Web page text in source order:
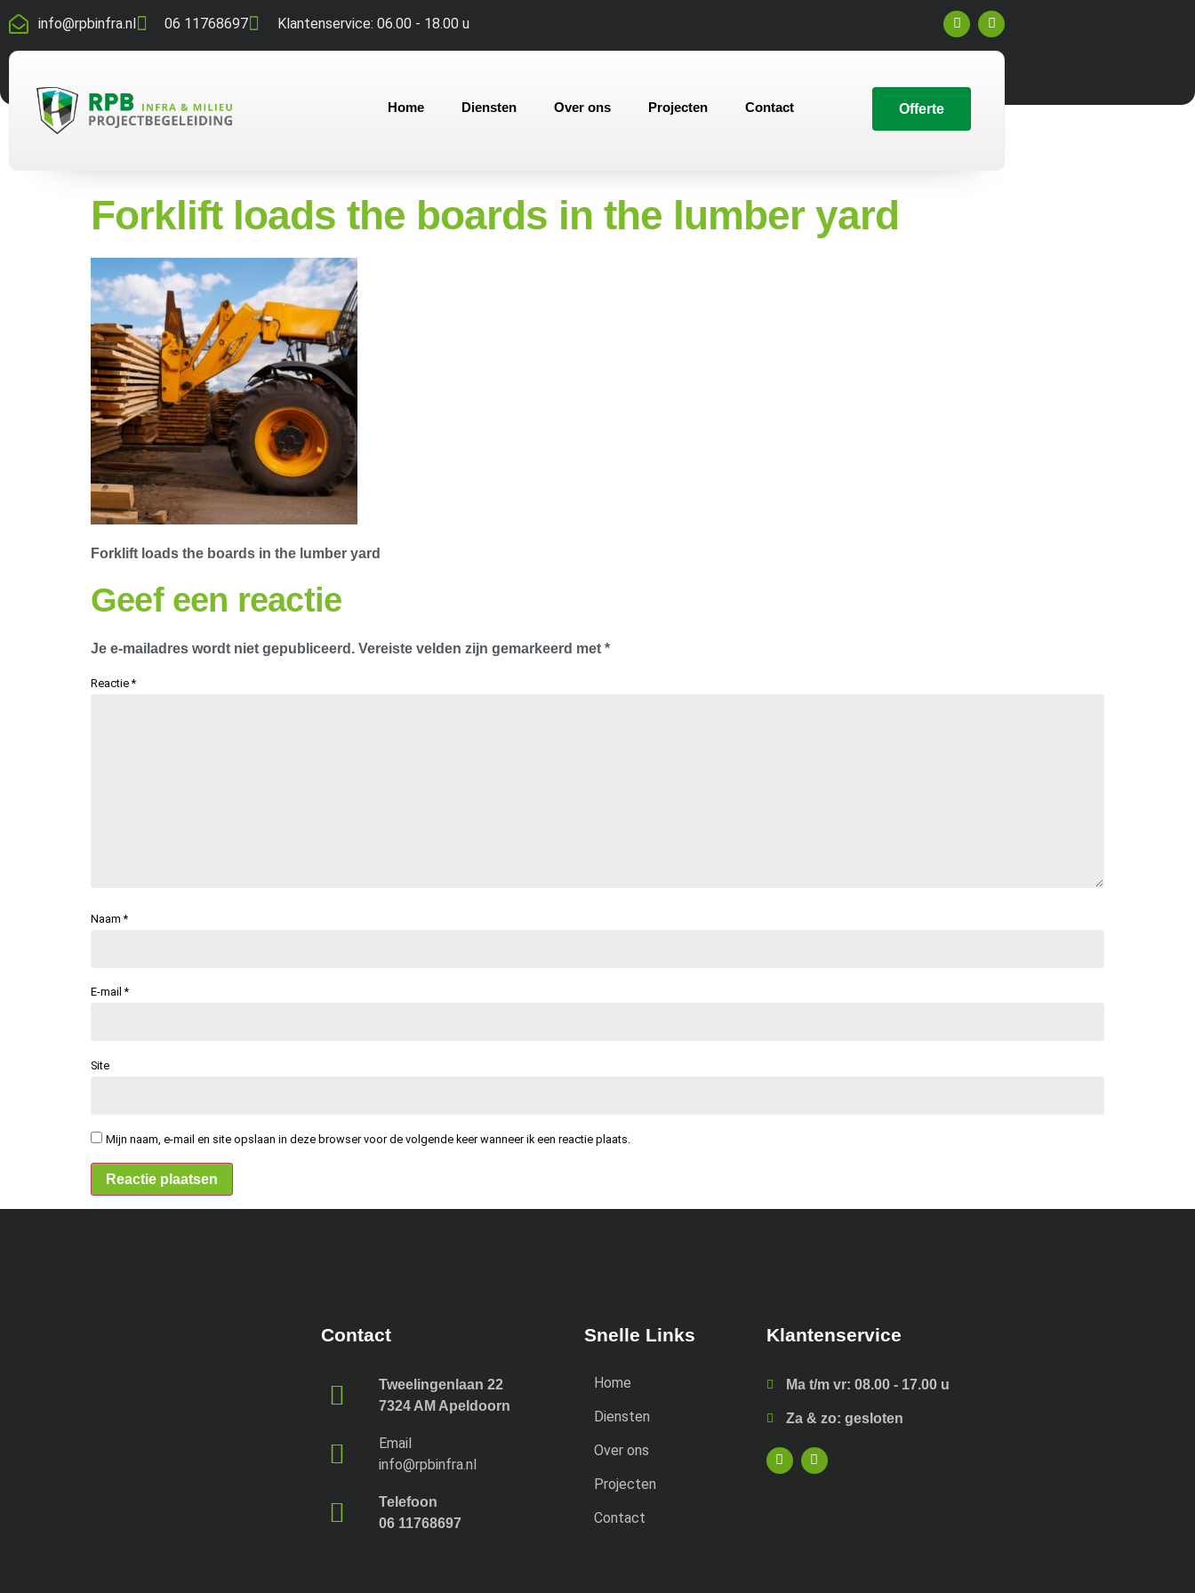
info@rpbinfra.nl 06 11768697 Klantenservice: 06.00 - 18.00 u
Home Diensten Over ons Projecten Contact Offerte
Forklift loads the boards in the lumber yard
Forklift loads the boards in the lumber yard
Geef een reactie
Je e-mailadres wordt niet gepubliceerd. Vereiste velden zijn gemarkeerd met *
Reactie*
Naam*
E-mail*
Site
Mijn naam, e-mail en site opslaan in deze browser voor de volgende keer wanneer ik een reactie plaats.
Contact
Tweelingenlaan 22
7324 AM Apeldoorn
Email
info@rpbinfra.nl
Telefoon
06 11768697
Snelle Links
Home
Diensten
Over ons
Projecten
Contact
Klantenservice
Ma t/m vr: 08.00 - 17.00 u
Za & zo: gesloten